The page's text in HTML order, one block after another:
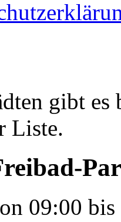
gibt es
Liste.
09:00